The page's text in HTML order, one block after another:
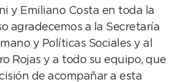
y Emiliano Costa en toda la
agradecemos a la Secretaría
y Políticas Sociales y al
Rojas y a todo su equipo, que
de acompañar a esta